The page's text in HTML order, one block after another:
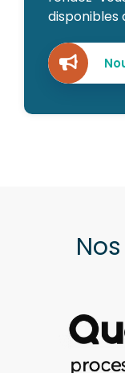
disponibles